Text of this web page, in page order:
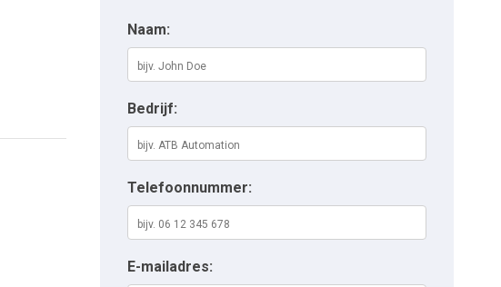
Naam:
Bedrijf:
Telefoonnummer:
E-mailadres: